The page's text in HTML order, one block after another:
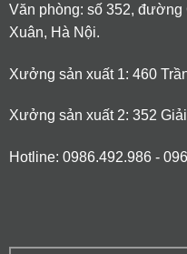
Văn phòng: số 352,
Xuân, Hà Nội.
Xưởng sản xuất 1: 460
Xưởng sản xuất 2: 352
Hotline: 0986.492.986 -